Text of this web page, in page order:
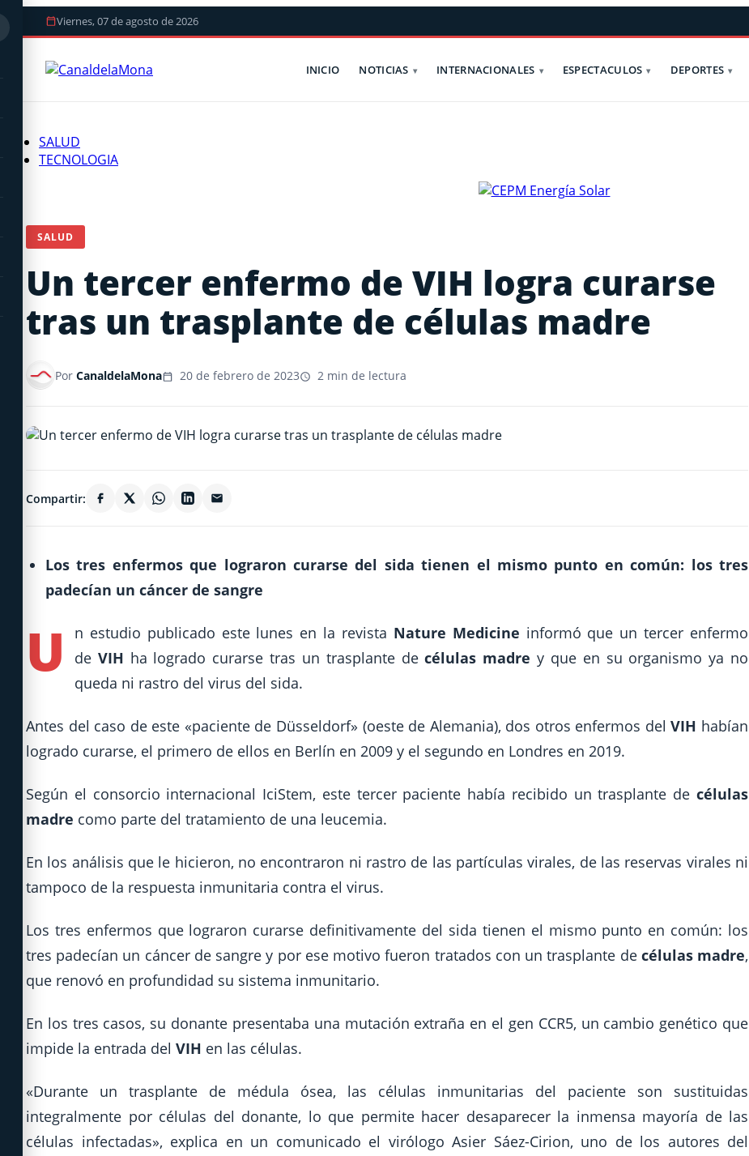
Viernes, 07 de agosto de 2026
INICIO NOTICIAS INTERNACIONALES ESPECTACULOS DEPORTES
SALUD
TECNOLOGIA
SALUD
Un tercer enfermo de VIH logra curarse
tras un trasplante de células madre
Por CanaldelaMona 20 de febrero de 2023 2 min de lectura
Compartir:
Los tres enfermos que lograron curarse del sida tienen el mismo punto en común: los tres
padecían un cáncer de sangre
U n estudio publicado este lunes en la revista Nature Medicine informó que un tercer enfermo
de VIH ha logrado curarse tras un trasplante decélulas madre y que en su organismo ya no
queda ni rastro del virus del sida.
Antes del caso de este «paciente de Düsseldorf» (oeste de Alemania), dos otros enfermos delVIH habían
logrado curarse, el primero de ellos en Berlín en 2009 y el segundo en Londres en 2019.
Según el consorcio internacional IciStem, este tercer paciente había recibido un trasplante de células
madre como parte del tratamiento de una leucemia.
En los análisis que le hicieron, no encontraron ni rastro de las partículas virales, de las reservas virales ni
tampoco de la respuesta inmunitaria contra el virus.
Los tres enfermos que lograron curarse definitivamente del sida tienen el mismo punto en común: los
tres padecían un cáncer de sangre y por ese motivo fueron tratados con un trasplante de células madre,
que renovó en profundidad su sistema inmunitario.
En los tres casos, su donante presentaba una mutación extraña en el gen CCR5, un cambio genético que
impide la entrada del VIH en las células.
«Durante un trasplante de médula ósea, las células inmunitarias del paciente son sustituidas
integralmente por células del donante, lo que permite hacer desaparecer la inmensa mayoría de las
células infectadas», explica en un comunicado el virólogo Asier Sáez-Cirion, uno de los autores del